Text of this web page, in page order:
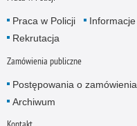
Praca w Policji Informacje
Rekrutacja
Zamówienia publiczne
Postępowania o zamówienia
Archiwum